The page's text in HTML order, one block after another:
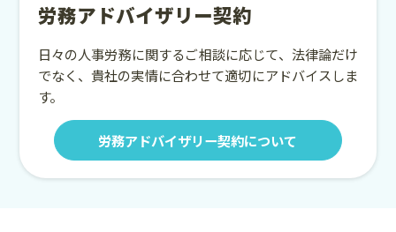
労務アドバイザリー契約
日々の人事労務に関するご相談に応じて、法律論だけ
でなく、貴社の実情に合わせて適切にアドバイスしま
す。
労務アドバイザリー契約について